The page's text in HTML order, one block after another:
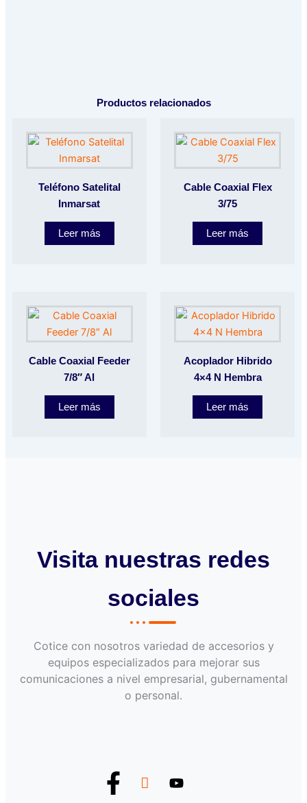
Productos relacionados
Teléfono Satelital
Inmarsat
Leer más
Cable Coaxial Flex
3/75
Leer más
Cable Coaxial Feeder
7/8″ Al
Leer más
Acoplador Hibrido
4×4 N Hembra
Leer más
Visita nuestras redes
sociales
Cotice con nosotros variedad de accesorios y
equipos especializados para mejorar sus
comunicaciones a nivel empresarial, gubernamental
o personal.